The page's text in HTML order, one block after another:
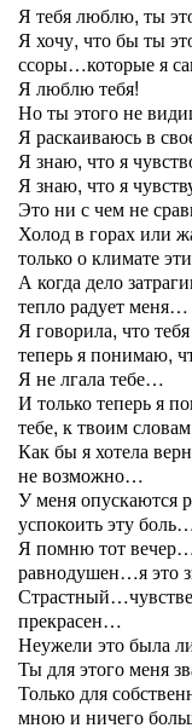
Я тебя люблю, ты
Я хочу, что бы ты
ссоры…которые я
Я люблю тебя!
Но ты этого не
Я раскаиваюсь в
Я знаю, что я
Я знаю, что я
Это ни с чем не
Холод в горах или
только о климате
А когда дело
тепло радует меня…
Я говорила, что
теперь я понимаю,
Я не лгала тебе…
И только теперь я
тебе, к твоим
Как бы я хотела
не возможно…
У меня опускаются
успокоить эту
Я помню тот
равнодушен…я это
прекрасен…
Неужели это была
Ты для этого меня
Только для
мною и ничего